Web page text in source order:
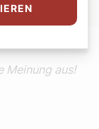
Meinung aus!